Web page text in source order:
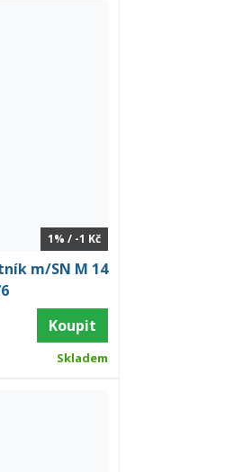
1% / -1 Kč
m/SN M 14
Koupit
Skladem